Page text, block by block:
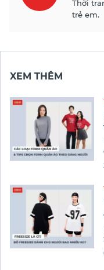
Thời
trẻ em.
XEM THÊM